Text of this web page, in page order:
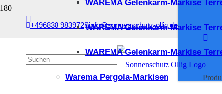
+496838 983972 info@sonnenschutz-ollig.de
WAREMA Gelenkarm-Markise
WAREMA Gelenkarm-Markise
WAREMA Gelenkarm-Markise
Warema Pergola-Markisen
Ersatzteile/ WAREMA Gelenklager mit
WAREMA Gelenklager